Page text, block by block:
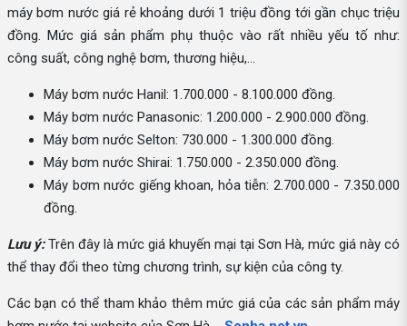
máy bơm nước giá rẻ khoảng dưới 1 triệu đồng tới gần chục triệu
đồng. Mức giá sản phẩm phụ thuộc vào rất nhiều yếu tố như:
công suất, công nghệ bơm, thương hiệu,...
Máy bơm nước Hanil: 1.700.000 - 8.100.000 đồng.
Máy bơm nước Panasonic: 1.200.000 - 2.900.000 đồng.
Máy bơm nước Selton: 730.000 - 1.300.000 đồng.
Máy bơm nước Shirai: 1.750.000 - 2.350.000 đồng.
Máy bơm nước giếng khoan, hỏa tiễn: 2.700.000 - 7.350.000
đồng.
Lưu ý:Trên đây là mức giá khuyến mại tại Sơn Hà, mức giá này có
thể thay đổi theo từng chương trình, sự kiện của công ty.
Các bạn có thể tham khảo thêm mức giá của các sản phẩm máy